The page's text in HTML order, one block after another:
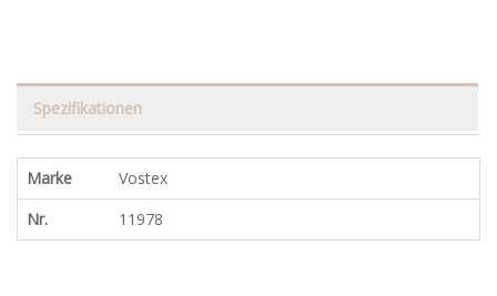
Spezifikationen
Marke
Vostex
Nr.
11978